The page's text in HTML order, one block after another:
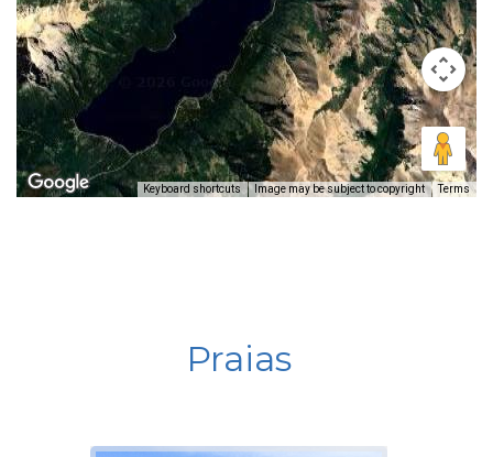
Keyboard shortcuts Image may be subject to copyright Terms
Praias